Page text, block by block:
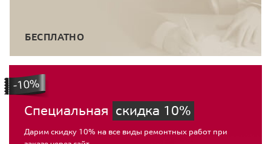
БЕСПЛАТНО
Специальная скидка 10%
Дарим скидку 10% на все виды ремонтных работ при